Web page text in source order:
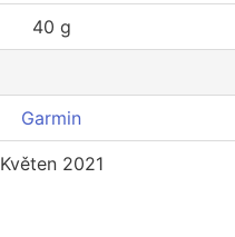
40 g
Garmin
Květen 2021